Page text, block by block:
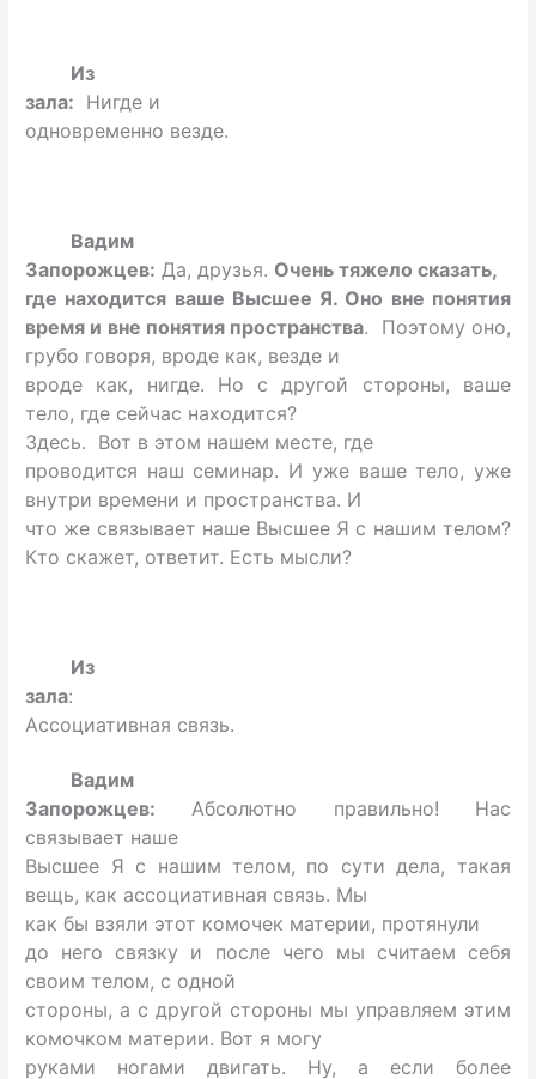
Из
зала: Нигде и
одновременно везде.
Вадим
Запорожцев: Да, друзья. Очень тяжело сказать,
где находится ваше Высшее Я. Оно вне понятия
время и вне понятия пространства. Поэтому оно,
грубо говоря, вроде как, везде и
вроде как, нигде. Но с другой стороны, ваше
тело, где сейчас находится?
Здесь. Вот в этом нашем месте, где
проводится наш семинар. И уже ваше тело, уже
внутри времени и пространства. И
что же связывает наше Высшее Я с нашим телом?
Кто скажет, ответит. Есть мысли?
Из
зала:
Ассоциативная связь.
Вадим
Запорожцев: Абсолютно правильно! Нас
связывает наше
Высшее Я с нашим телом, по сути дела, такая
вещь, как ассоциативная связь. Мы
как бы взяли этот комочек материи, протянули
до него связку и после чего мы считаем себя
своим телом, с одной
стороны, а с другой стороны мы управляем этим
комочком материи. Вот я могу
руками ногами двигать. Ну, а если более